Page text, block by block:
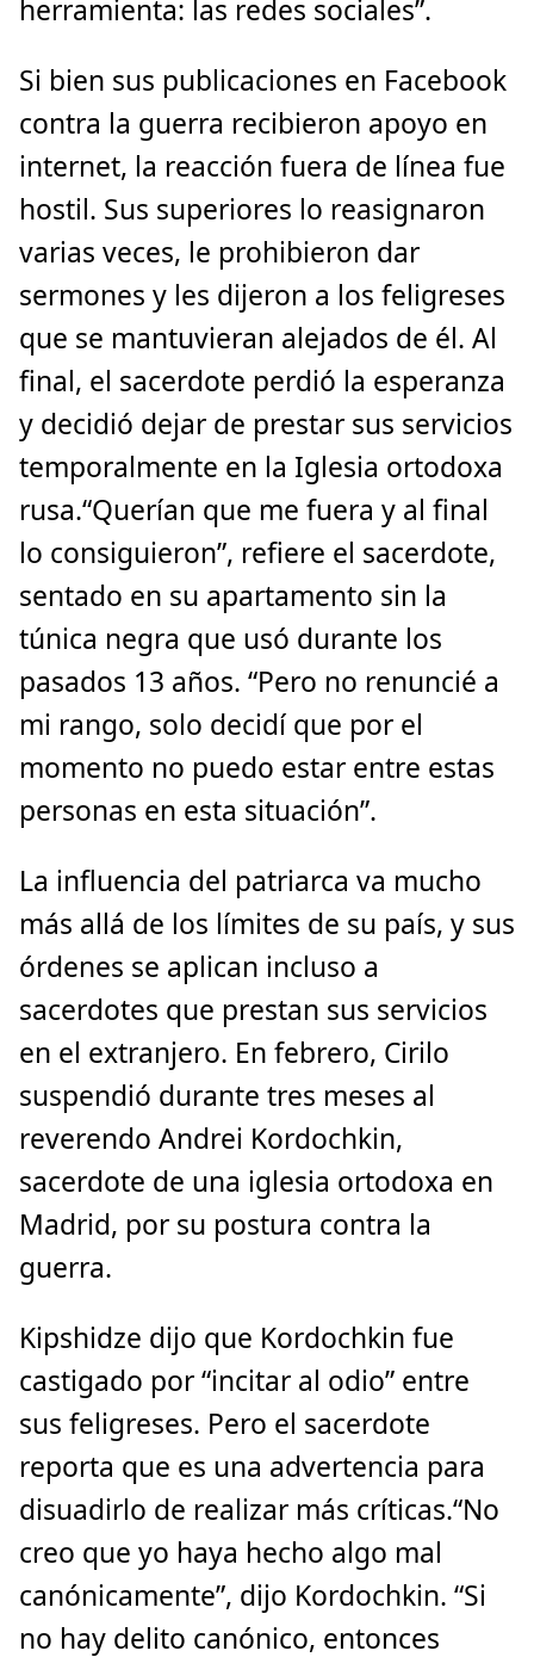
herramienta: las redes sociales”.
Si bien sus publicaciones en Facebook
contra la guerra recibieron apoyo en
internet, la reacción fuera de línea fue
hostil. Sus superiores lo reasignaron
varias veces, le prohibieron dar
sermones y les dijeron a los feligreses
que se mantuvieran alejados de él. Al
final, el sacerdote perdió la esperanza
y decidió dejar de prestar sus servicios
temporalmente en la Iglesia ortodoxa
rusa.“Querían que me fuera y al final
lo consiguieron”, refiere el sacerdote,
sentado en su apartamento sin la
túnica negra que usó durante los
pasados 13 años. “Pero no renuncié a
mi rango, solo decidí que por el
momento no puedo estar entre estas
personas en esta situación”.
La influencia del patriarca va mucho
más allá de los límites de su país, y sus
órdenes se aplican incluso a
sacerdotes que prestan sus servicios
en el extranjero. En febrero, Cirilo
suspendió durante tres meses al
reverendo Andrei Kordochkin,
sacerdote de una iglesia ortodoxa en
Madrid, por su postura contra la
guerra.
Kipshidze dijo que Kordochkin fue
castigado por “incitar al odio” entre
sus feligreses. Pero el sacerdote
reporta que es una advertencia para
disuadirlo de realizar más críticas.“No
creo que yo haya hecho algo mal
canónicamente”, dijo Kordochkin. “Si
no hay delito canónico, entonces